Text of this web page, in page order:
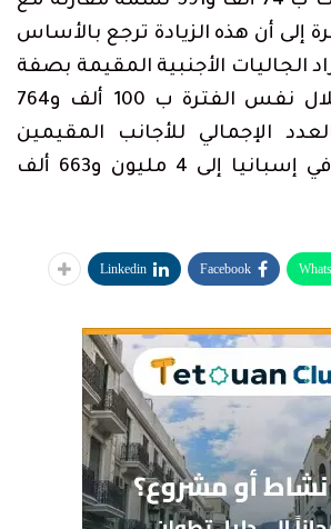
إلى أن هذه الزيادة ترجع بالأساس
الجاليات الأجنبية المقيمة بصفة
شرعية بالبلاد خلال نفس الفترة ب 100 ألف و764
الإجمالي للأجانب المقيمين
بطريقة شرعية في إسبانيا إلى 4 مليون و663 ألف
Facebook
Linkedin